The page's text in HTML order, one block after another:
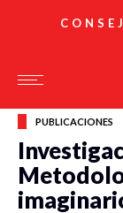
PUBLICACIONES